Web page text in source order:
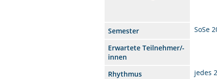
Semester
SoSe
Erwartete Teilnehmer/-
innen
Rhythmus
jedes